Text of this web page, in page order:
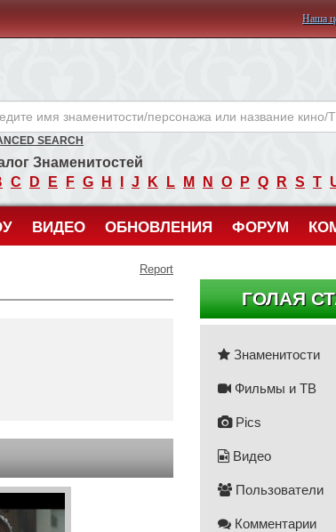
Наша
SEARCH
Знаменитостей
C D E F G H J K L M N O P Q R S T
ВИДЕО ОБНОВЛЕНИЯ ФОРУМ
Report
ГОЛАЯ
Знаменитости
Фильмы и ТВ
Pics
Видео
Пользователи
Комментарии